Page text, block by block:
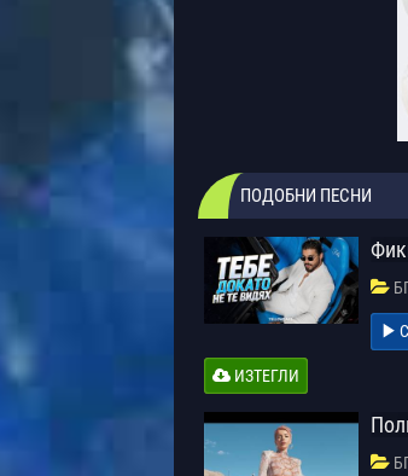
ПОДОБНИ ПЕСНИ
ИЗТЕГЛИ